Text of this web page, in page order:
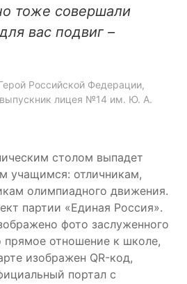
тоже совершали
вас подвиг –
Российской Федерации,
выпускник лицея №14 им. Ю. А.
столом выпадет
учащимся: отличникам,
олимпиадного движения.
партии «Единая Россия».
фото заслуженного
отношение к школе,
изображен QR-код,
портал с